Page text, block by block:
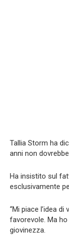
Tallia Storm ha
anni non
Ha insistito sul
esclusivamente
“Mi piace l’idea
favorevole. Ma
giovinezza.